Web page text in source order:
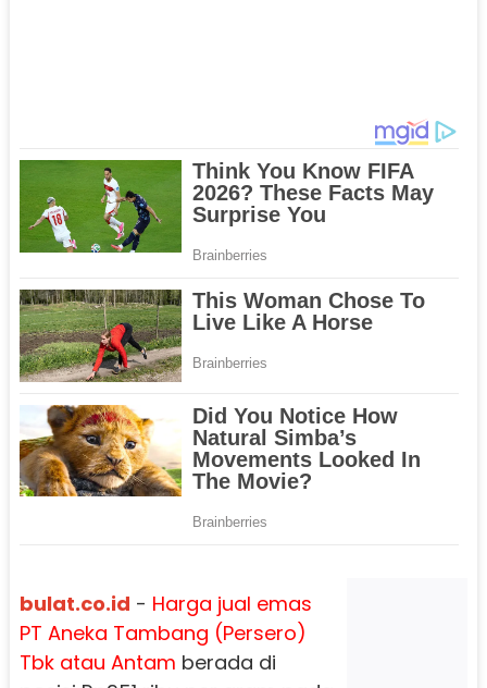
bulat.co.id - Harga jual emas
PT Aneka Tambang (Persero)
Tbk atau Antam berada di